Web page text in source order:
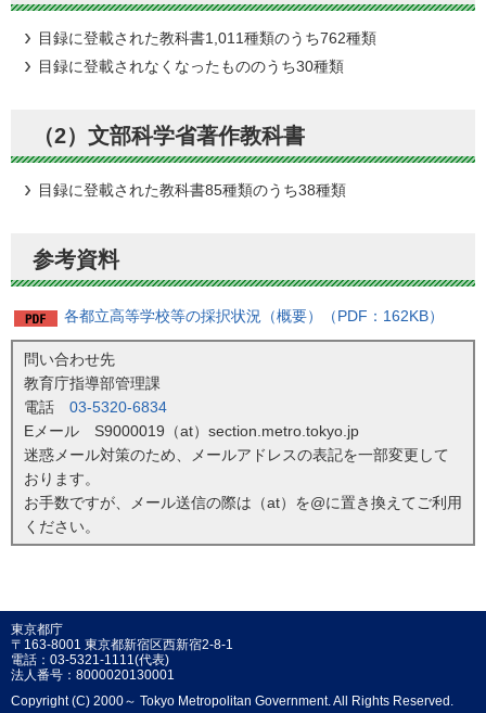
目録に登載された教科書1,011種類のうち762種類
目録に登載されなくなったもののうち30種類
（2）文部科学省著作教科書
目録に登載された教科書85種類のうち38種類
参考資料
各都立高等学校等の採択状況（概要）（PDF：162KB）
問い合わせ先
教育庁指導部管理課
電話 03-5320-6834
Eメール S9000019（at）section.metro.tokyo.jp
迷惑メール対策のため、メールアドレスの表記を一部変更して
おります。
お手数ですが、メール送信の際は（at）を@に置き換えてご利用
ください。
東京都庁
〒163-8001 東京都新宿区西新宿2-8-1
電話：03-5321-1111(代表)
法人番号：8000020130001
Copyright (C) 2000～ Tokyo Metropolitan Government. All Rights Reserved.